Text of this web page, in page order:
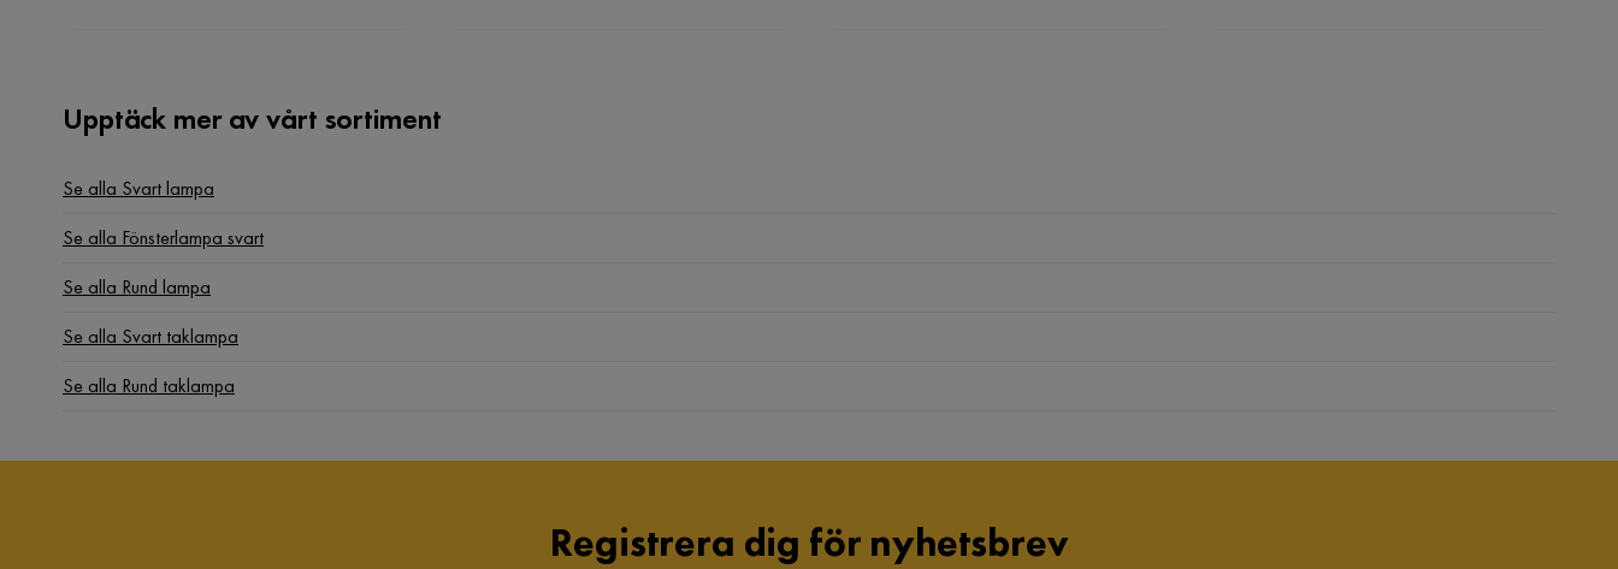
Upptäck mer av vårt sortiment
Se alla Svart lampa
Se alla Fönsterlampa svart
Se alla Rund lampa
Se alla Svart taklampa
Se alla Rund taklampa
Registrera dig för nyhetsbrev